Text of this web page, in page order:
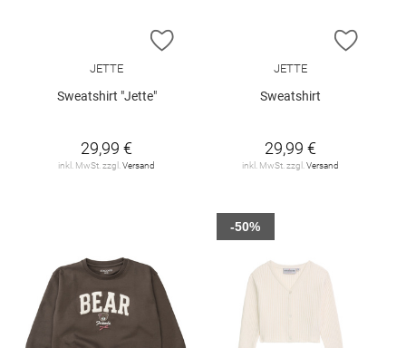
ZUR WUNSCHLISTE HINZUFÜGEN
JETTE
Sweatshirt "Jette"
29,99 €
inkl. MwSt. zzgl. Versand
ZUR
JETTE
Sweatshirt
29,99 €
inkl. MwSt. zzgl. Versand
-50%